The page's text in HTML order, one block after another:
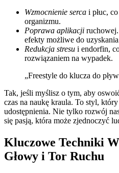
Wzmocnienie serca i płuc,
organizmu.
Poprawa aplikacji
efekty możliwe do
Redukcja stresu i endorfin,
rozwiązaniem na wypadek.
„Freestyle do klucza do
Tak, jeśli myślisz o tym, aby
czas na naukę kraula. To styl,
udostępnienia. Nie tylko rozwój
się pasją, która może zjednoczyć
Kluczowe Techniki
Głowy i Tor Ruchu